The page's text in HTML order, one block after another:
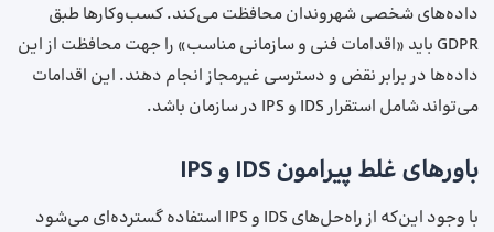
داده‌های شخصی شهروندان محافظت می‌کند. کسب‌وکارها طبق
GDPR باید «اقدامات فنی و سازمانی مناسب» را جهت محافظت از این
داده‌ها در برابر نقض و دسترسی غیرمجاز انجام دهند. این اقدامات
می‌تواند شامل استقرار IDS و IPS در سازمان باشد.
باورهای غلط پیرامون IDS و IPS
با وجود این‌که از راه‌حل‌های IDS و IPS استفاده گسترده‌ای می‌شود